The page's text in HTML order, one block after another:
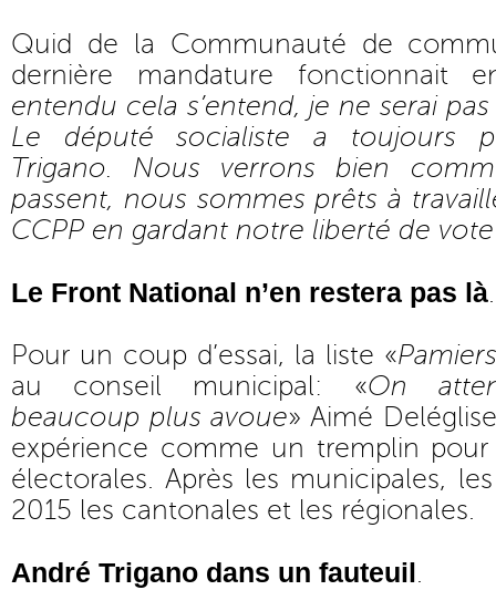
Quid de la Communauté de
dernière mandature fonctionnait
entendu cela s’entend, je ne serai
Le député socialiste a toujours
Trigano. Nous verrons bien
passent, nous sommes prêts à
CCPP en gardant notre liberté de
Le Front National n’en restera pas là.
Pour un coup d’essai, la liste «
au conseil municipal: «On
beaucoup plus avoue» Aimé
expérience comme un tremplin pour
électorales. Après les municipales,
2015 les cantonales et les régionales.
André Trigano dans un fauteuil.